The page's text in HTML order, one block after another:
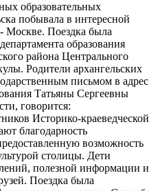
образовательных
побывала в интересной
Москве. Поездка была
образования
района Центрального
Родители архангельских
письмом в адрес
Татьяны Сергеевны
говорится:
Историко-краеведческой
благодарность
возможность
столицы. Дети
полезной информации и
Поездка была